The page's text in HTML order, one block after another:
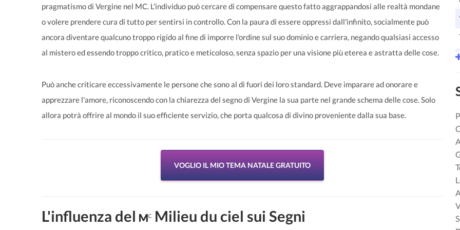
pragmatismo di Vergine nel MC. L'individuo può cercare di compensare questo fatto aggrappandosi alle realtà mondane
o volere prendere cura di tutto per sentirsi in controllo. Con la paura di essere oppressi dall'infinito, socialmente può
ancora diventare qualcuno troppo rigido al fine di imporre l'ordine sul suo dominio e carriera, negando qualsiasi accesso
al mistero ed essendo troppo critico, pratico e meticoloso, senza spazio per una visione più eterea e astratta delle cose.
Può anche criticare eccessivamente le persone che sono al di fuori dei loro standard. Deve imparare ad onorare e
apprezzare l'amore, riconoscendo con la chiarezza del segno di Vergine la sua parte nel grande schema delle cose. Solo
allora potrà offrire al mondo il suo efficiente servizio, che porta qualcosa di divino proveniente dalla sua base.
VOGLIO IL MIO TEMA NATALE GRATUITO
L'influenza del Milieu du ciel sui Segni